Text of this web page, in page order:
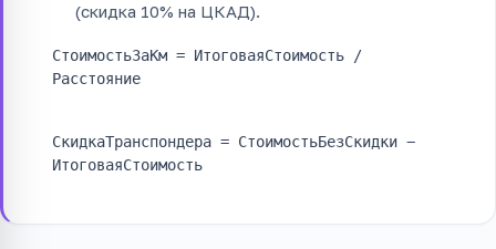
(скидка 10% на ЦКАД).
СтоимостьЗаКм = ИтоговаяСтоимость /
Расстояние
СкидкаТранспондера = СтоимостьБезСкидки −
ИтоговаяСтоимость